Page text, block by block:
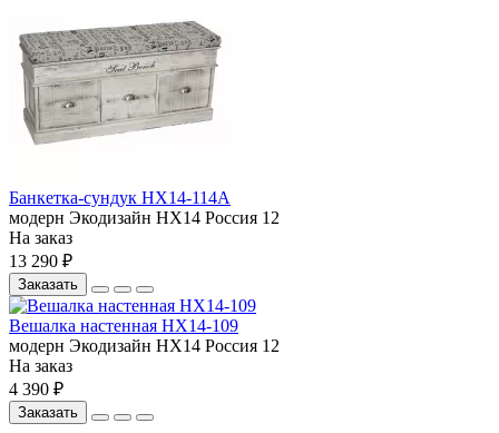
Банкетка-сундук HX14-114A
модерн Экодизайн HX14 Россия 12
На заказ
13 290 ₽
Заказать
Вешалка настенная HX14-109
модерн Экодизайн HX14 Россия 12
На заказ
4 390 ₽
Заказать